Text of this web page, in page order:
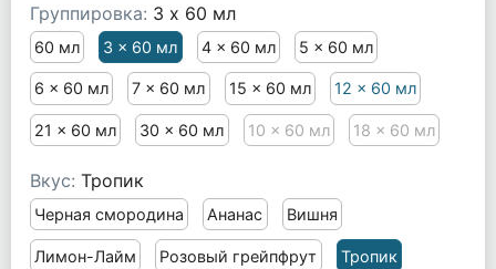
Группировка: 3 x 60 мл
60 мл 3 x 60 мл 4 x 60 мл 5 x 60 мл
6 x 60 мл 7 x 60 мл 15 x 60 мл 12 x 60 мл
21 x 60 мл 30 x 60 мл 10 x 60 мл 18 x 60 мл
Вкус: Тропик
Черная смородина Ананас Вишня
Лимон-Лайм Розовый грейпфрут Тропик